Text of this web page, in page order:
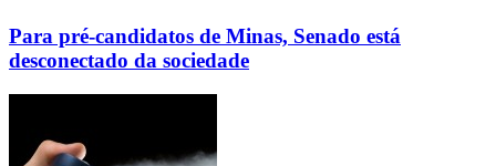
Para pré-candidatos de Minas, Senado está
desconectado da sociedade